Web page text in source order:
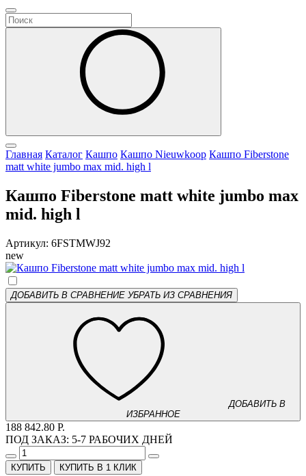
Главная Каталог Кашпо Кашпо Nieuwkoop Кашпо Fiberstone
matt white jumbo max mid. high l
Кашпо Fiberstone matt white jumbo max
mid. high l
Артикул: 6FSTMWJ92
new
ДОБАВИТЬ В СРАВНЕНИЕ УБРАТЬ ИЗ СРАВНЕНИЯ
ДОБАВИТЬ В
ИЗБРАННОЕ
188 842.80 Р.
ПОД ЗАКАЗ: 5-7 РАБОЧИХ ДНЕЙ
КУПИТЬ В 1 КЛИК